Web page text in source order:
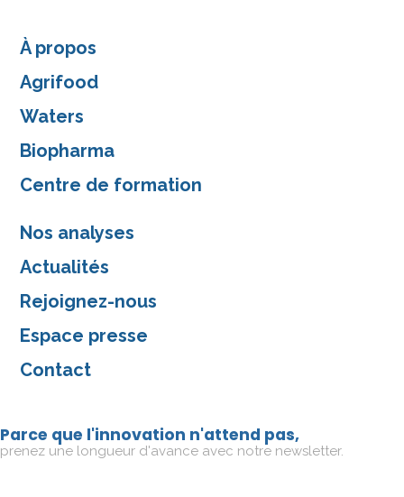
À propos
Agrifood
Waters
Biopharma
Centre de formation
Nos analyses
Actualités
Rejoignez-nous
Espace presse
Contact
Parce que l'innovation n'attend pas,
prenez une longueur d'avance avec notre newsletter.